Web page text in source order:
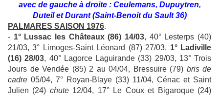
avec de gauche à droite : Ceulemans, Dupuytren,
Duteil et Durant (Saint-Benoit du Sault 36)
PALMARES SAISON 1976.
- 1° Lussac les Châteaux (86) 14/03, 40° Lesterps (40)
21/03, 3° Limoges-Saint Léonard (87) 27/03, 1° Ladiville
(16) 28/03, 40° Lagorce Laguirande (33) 29/03, 13° Trois
Jours de Vendée (85) 2 au 04/04, Bressuire (79) bris de
cadre 05/04, 7° Royan-Blaye (33) 11/04, Cénac et Saint
Julien (24) chute12/04, 17° Le Coux et Bigaroque (24)